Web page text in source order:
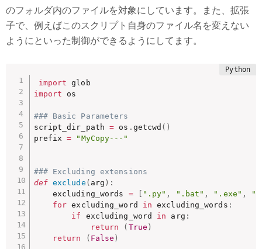
のフォルダ内のファイルを対象にしています。また、拡張
子で、例えばこのスクリプト自身のファイル名を変えない
ようにといった制御ができるようにしてます。
import
import os
### Basic Parameters
script_dir_path = os . getcwd ( )
prefix = "MyCopy---"
### Excluding extensions
def exclude ( arg ) :
    excluding_words
= [ ".py" , ".bat" , ".exe" ,
for excluding_word in excluding_words :
if
excluding_word in arg :
return
( True )
return
( False )